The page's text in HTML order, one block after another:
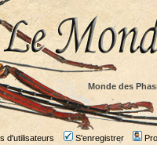
Monde des
d'utilisateurs S'enregistrer